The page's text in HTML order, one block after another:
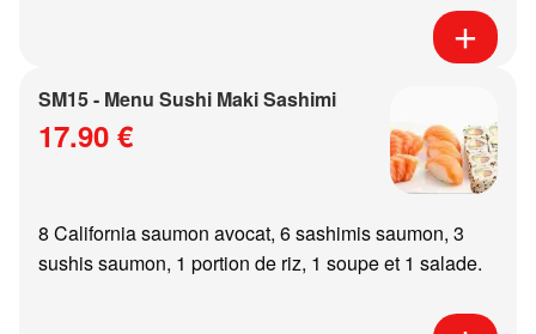
SM15 - Menu Sushi Maki Sashimi
17.90 €
8 California saumon avocat, 6 sashimis saumon, 3
sushis saumon, 1 portion de riz, 1 soupe et 1 salade.